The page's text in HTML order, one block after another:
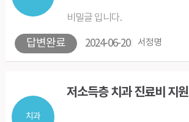
답변완료
비밀글 입니다.
2024-06-20 서정명
치과
저소득층 치과 진료비 지원